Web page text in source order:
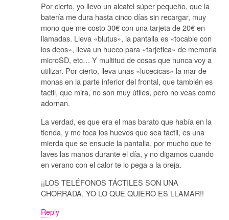
Por cierto, yo llevo un alcatel súper pequeño, que la
batería me dura hasta cinco días sin recargar, muy
mono que me costo 30€ con una tarjeta de 20€ en
llamadas. Lleva «blutus», la pantalla es «tocable con
los deos», lleva un hueco para «tarjetica» de memoria
microSD, etc… Y multitud de cosas que nunca voy a
utilizar. Por cierto, lleva unas «lucecicas» la mar de
monas en la parte inferior del frontal, que también es
tactil, que mira, no son muy útiles, pero no veas como
adornan.
La verdad, es que era el mas barato que había en la
tienda, y me toca los huevos que sea táctil, es una
mierda que se ensucie la pantalla, por mucho que te
laves las manos durante el día, y no digamos cuando
en verano con el calor te lo pega a la oreja.
¡¡LOS TELÉFONOS TÁCTILES SON UNA
CHORRADA, YO LO QUE QUIERO ES LLAMAR!!
Reply